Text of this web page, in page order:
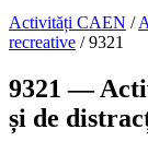
Activități CAEN /
recreative / 9321
9321 —
și de